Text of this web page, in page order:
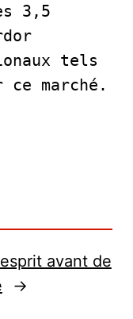
3,5
tels
avant de
→